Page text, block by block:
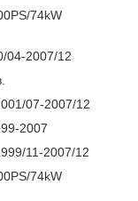
74kW
04-2007/12
07-2007/12
2007
11-2007/12
74kW